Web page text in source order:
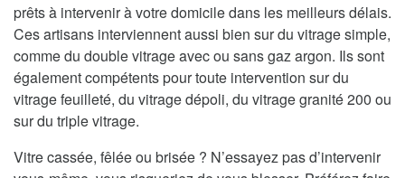
prêts à intervenir à votre domicile dans les meilleurs délais.
Ces artisans interviennent aussi bien sur du vitrage simple,
comme du double vitrage avec ou sans gaz argon. Ils sont
également compétents pour toute intervention sur du
vitrage feuilleté, du vitrage dépoli, du vitrage granité 200 ou
sur du triple vitrage.
Vitre cassée, fêlée ou brisée ? N’essayez pas d’intervenir